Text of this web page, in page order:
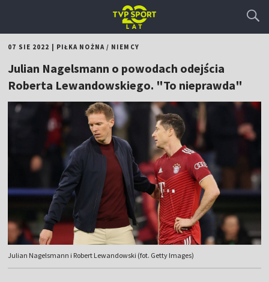
07 SIE 2022 PIŁKA NOŻNA/ NIEMCY
Julian Nagelsmann o powodach odejścia
Roberta Lewandowskiego. "To nieprawda"
Julian Nagelsmann i Robert Lewandowski (fot. Getty Images)